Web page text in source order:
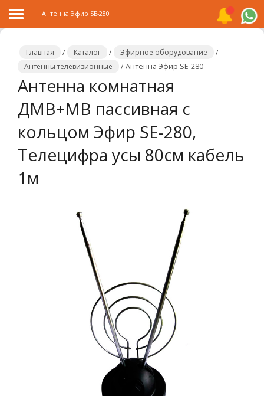
Главная
Каталог
Распродажа
компании
Сотрудничество
Антенна Эфир SE-280
Главная / Каталог / Эфирное оборудование
/
Антенны телевизионные
/Антенна Эфир SE-280
Антенна комнатная
ДМВ+МВ пассивная с
кольцом Эфир SE-280,
Телецифра усы 80см кабель
1м